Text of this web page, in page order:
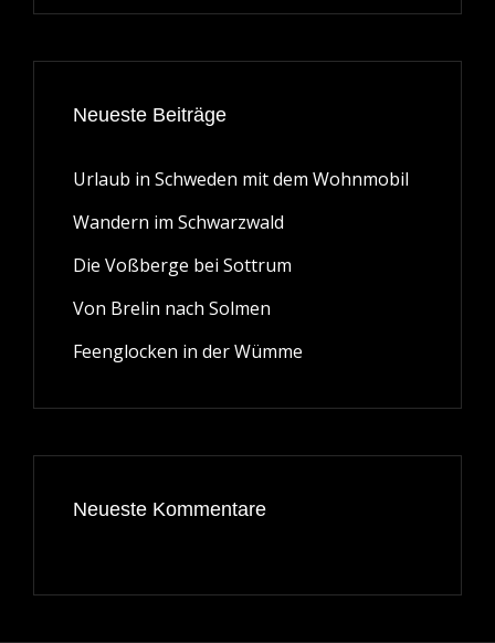
Neueste Beiträge
Urlaub in Schweden mit dem Wohnmobil
Wandern im Schwarzwald
Die Voßberge bei Sottrum
Von Brelin nach Solmen
Feenglocken in der Wümme
Neueste Kommentare